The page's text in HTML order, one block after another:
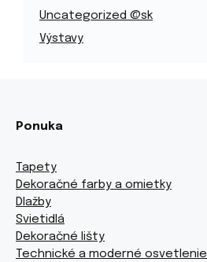
Uncategorized @sk
Výstavy
Ponuka
Tapety
Dekoračné farby a omietky
Dlažby
Svietidlá
Dekoračné lišty
Technické a moderné osvetlenie